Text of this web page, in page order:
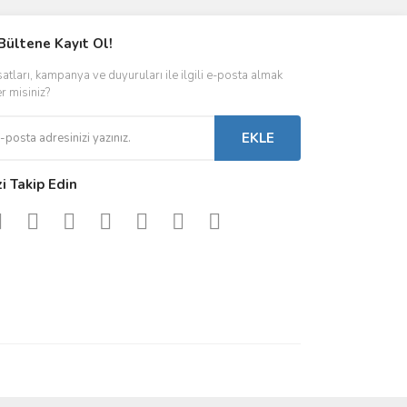
Kayıt Ol!
kampanya ve duyuruları ile ilgili e-posta almak
misiniz?
EKLE
Takip Edin